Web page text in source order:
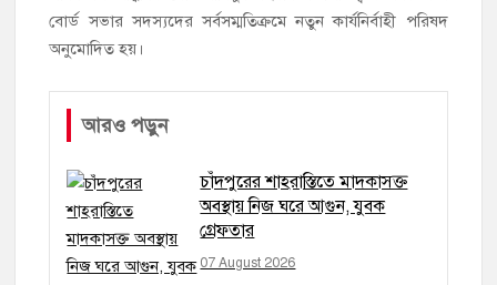
বোর্ড সভার সদস্যদের সর্বসম্মতিক্রমে নতুন কার্যনির্বাহী পরিষদ
অনুমোদিত হয়।
আরও পড়ুন
চাঁদপুরের শাহরাস্তিতে মাদকাসক্ত
অবস্থায় নিজ ঘরে আগুন, যুবক
গ্রেফতার
07 August 2026